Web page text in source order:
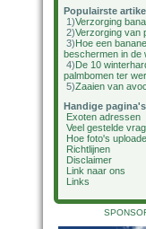
Populairste
1)Verzorging
2)Verzorging van
3)Hoe een
beschermen in de
4)De 10
palmbomen ter
5)Zaaien van
Handige pagina's
Exoten adressen
Veel gestelde
Hoe foto's
Richtlijnen
Disclaimer
Link naar ons
Links